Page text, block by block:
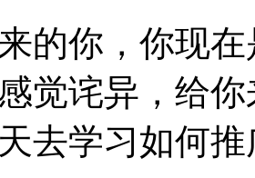
的你，你现
觉诧异，给
去学习如何